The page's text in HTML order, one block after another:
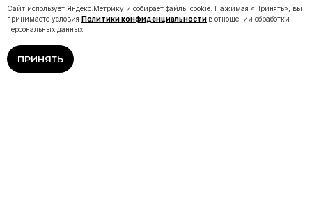
Сайт использует Яндекс.Метрику и собирает файлы cookie. Нажимая «Принять», вы
принимаете условия Политики конфиденциальности в отношении обработки
персональных данных
ПРИНЯТЬ